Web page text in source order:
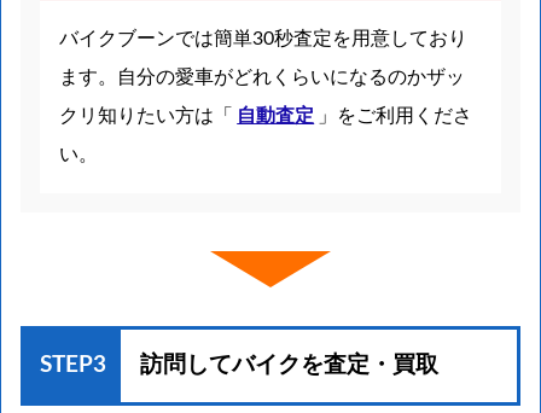
バイクブーンでは簡単30秒査定を用意しており
ます。自分の愛車がどれくらいになるのかザッ
クリ知りたい方は「
自動査定 」をご利用くださ
い。
STEP3 訪問してバイクを査定・買取